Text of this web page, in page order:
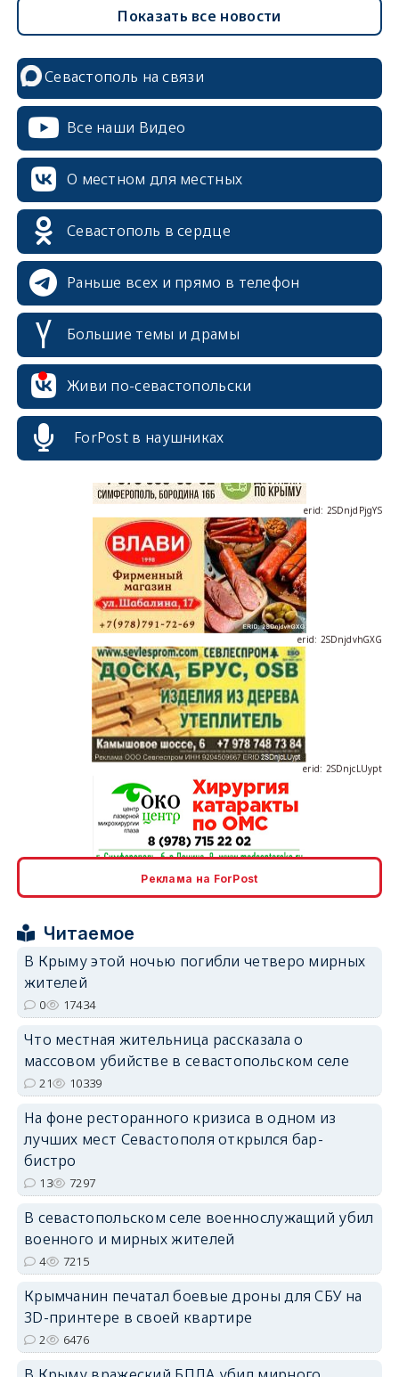
Показать все новости
Севастополь на связи
Все наши Видео
О местном для местных
Севастополь в сердце
Раньше всех и прямо в телефон
Большие темы и драмы
Живи по-севастопольски
ForPost в наушниках
erid: 2SDnjcrDNw6
erid: 2SDnjdPjgYS
erid: 2SDnjdvhGXG
erid: 2SDnjcLUypt
erid: 2SDnjdvhGXG
Реклама на ForPost
Читаемое
В Крыму этой ночью погибли четверо мирных
жителей
0 17434
Что местная жительница рассказала о
массовом убийстве в севастопольском селе
21 10339
На фоне ресторанного кризиса в одном из
лучших мест Севастополя открылся бар-
бистро
13 7297
В севастопольском селе военнослужащий убил
военного и мирных жителей
4 7215
Крымчанин печатал боевые дроны для СБУ на
3D-принтере в своей квартире
2 6476